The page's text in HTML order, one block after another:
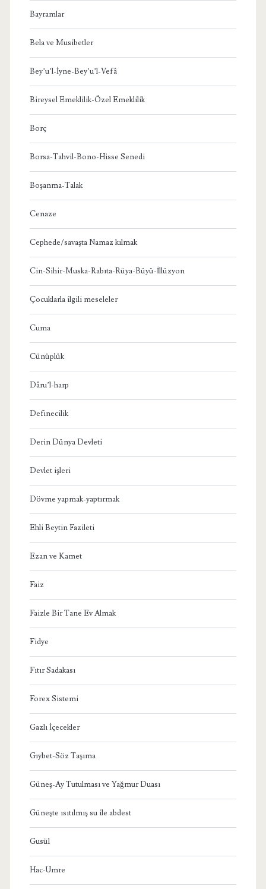
Bayramlar
Bela ve Musibetler
Bey’u’l-İyne-Bey’u’l-Vefâ
Bireysel Emeklilik-Özel Emeklilik
Borç
Borsa-Tahvil-Bono-Hisse Senedi
Boşanma-Talak
Cenaze
Cephede/savaşta Namaz kılmak
Cin-Sihir-Muska-Rabıta-Rüya-Büyü-İllüzyon
Çocuklarla ilgili meseleler
Cuma
Cünüplük
Dâru’l-harp
Definecilik
Derin Dünya Devleti
Devlet işleri
Dövme yapmak-yaptırmak
Ehli Beytin Fazileti
Ezan ve Kamet
Faiz
Faizle Bir Tane Ev Almak
Fidye
Fıtır Sadakası
Forex Sistemi
Gazlı İçecekler
Gıybet-Söz Taşıma
Güneş-Ay Tutulması ve Yağmur Duası
Güneşte ısıtılmış su ile abdest
Gusül
Hac-Umre